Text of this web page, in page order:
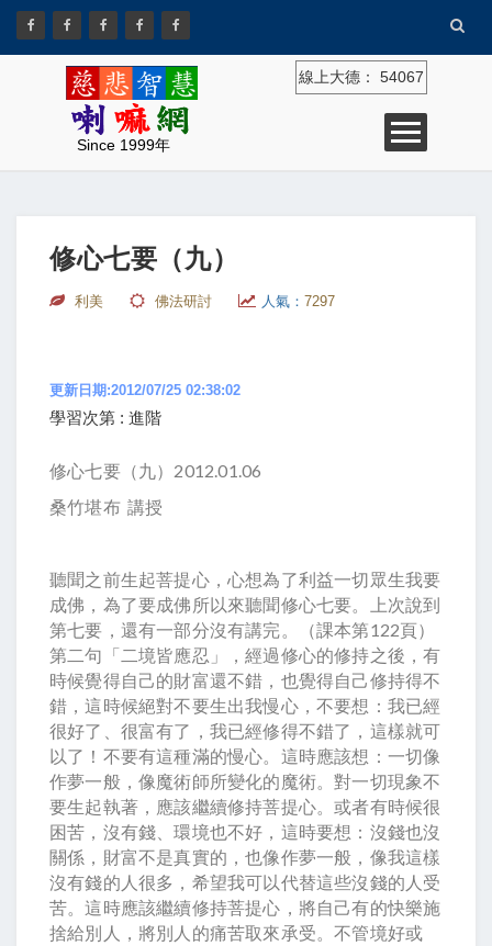
Since 1999年
線上大德： 54067
修心七要（九）
利美 佛法研討 人氣： 7297
更新日期:2012/07/25 02:38:02
學習次第 : 進階
修心七要（九）2012.01.06
桑竹堪布 講授
聽聞之前生起菩提心，心想為了利益一切眾生我要
成佛，為了要成佛所以來聽聞修心七要。上次說到
第七要，還有一部分沒有講完。（課本第122頁）
第二句「二境皆應忍」，經過修心的修持之後，有
時候覺得自己的財富還不錯，也覺得自己修持得不
錯，這時候絕對不要生出我慢心，不要想：我已經
很好了、很富有了，我已經修得不錯了，這樣就可
以了！不要有這種滿的慢心。這時應該想：一切像
作夢一般，像魔術師所變化的魔術。對一切現象不
要生起執著，應該繼續修持菩提心。或者有時候很
困苦，沒有錢、環境也不好，這時要想：沒錢也沒
關係，財富不是真實的，也像作夢一般，像我這樣
沒有錢的人很多，希望我可以代替這些沒錢的人受
苦。這時應該繼續修持菩提心，將自己有的快樂施
捨給別人，將別人的痛苦取來承受。不管境好或